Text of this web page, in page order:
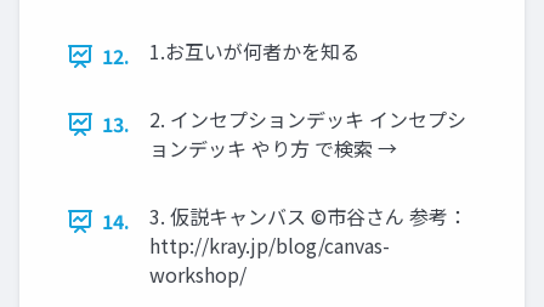
12. 1.お互いが何者かを知る
13.
2. インセプションデッキ インセプシ
ョンデッキ やり方 で検索 →
14.
3. 仮説キャンバス ©市谷さん 参考：
http://kray.jp/blog/canvas-
workshop/